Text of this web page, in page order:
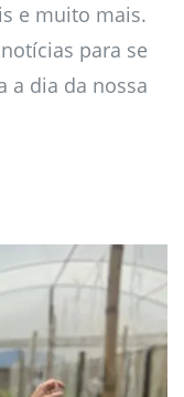
e muito mais.
para se
a dia da nossa